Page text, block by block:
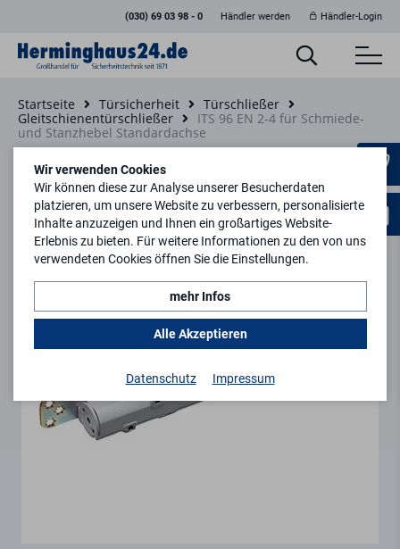
(030) 69 03 98 - 0 Händler werden Händler-Login
Startseite Türsicherheit
Türschließer
Gleitschienentürschließer
ITS 96 EN 2-4 für Schmiede-
und Stanzhebel Standardachse
Neu
Wir verwenden Cookies
Wir können diese zur Analyse unserer Besucherdaten
platzieren, um unsere Website zu verbessern, personalisierte
Inhalte anzuzeigen und Ihnen ein großartiges Website-
Erlebnis zu bieten. Für weitere Informationen zu den von uns
verwendeten Cookies öffnen Sie die Einstellungen.
mehr Infos
Alle Akzeptieren
Datenschutz Impressum